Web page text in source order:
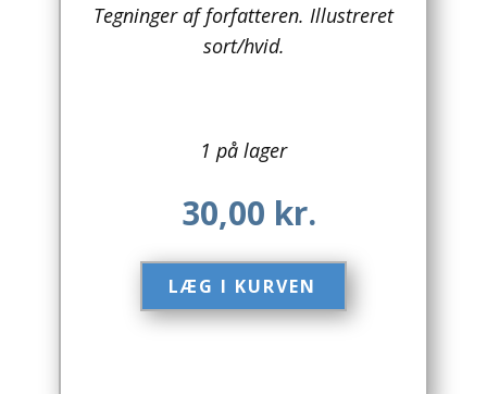
Asien
Børnebøger
Bryggerier
Computer / IT
Tegninger af forfatteren. Illustreret
sort/hvid.
1 på lager
30,00 kr.
LÆG I KURVEN​